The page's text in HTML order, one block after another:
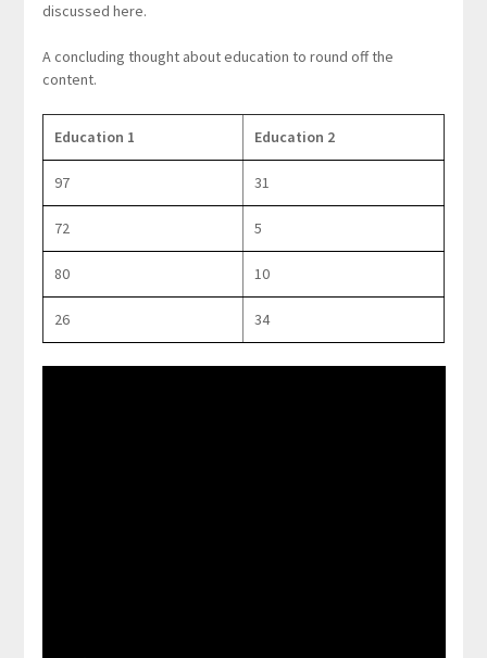
discussed here.
A concluding thought about education to round off the
content.
Education 1 Education 2
97 31
72 5
80 10
26 34